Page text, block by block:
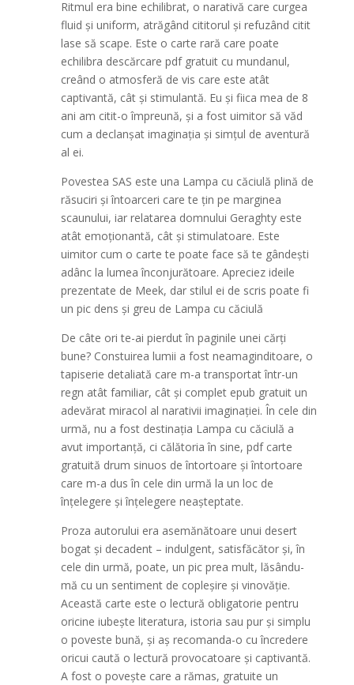
Ritmul era bine echilibrat, o narativă care curgea
fluid și uniform, atrăgând cititorul și refuzând citit
lase să scape. Este o carte rară care poate
echilibra descărcare pdf gratuit cu mundanul,
creând o atmosferă de vis care este atât
captivantă, cât și stimulantă. Eu și fiica mea de 8
ani am citit-o împreună, și a fost uimitor să văd
cum a declanșat imaginația și simțul de aventură
al ei.
Povestea SAS este una Lampa cu căciulă plină de
răsuciri și întoarceri care te țin pe marginea
scaunului, iar relatarea domnului Geraghty este
atât emoționantă, cât și stimulatoare. Este
uimitor cum o carte te poate face să te gândești
adânc la lumea înconjurătoare. Apreciez ideile
prezentate de Meek, dar stilul ei de scris poate fi
un pic dens și greu de Lampa cu căciulă
De câte ori te-ai pierdut în paginile unei cărți
bune? Constuirea lumii a fost neamaginditoare, o
tapiserie detaliată care m-a transportat într-un
regn atât familiar, cât și complet epub gratuit un
adevărat miracol al narativii imaginației. În cele din
urmă, nu a fost destinația Lampa cu căciulă a
avut importanță, ci călătoria în sine, pdf carte
gratuită drum sinuos de întortoare și întortoare
care m-a dus în cele din urmă la un loc de
înțelegere și înțelegere neașteptate.
Proza autorului era asemănătoare unui desert
bogat și decadent – indulgent, satisfăcător și, în
cele din urmă, poate, un pic prea mult, lăsându-
mă cu un sentiment de copleșire și vinovăție.
Această carte este o lectură obligatorie pentru
oricine iubește literatura, istoria sau pur și simplu
o poveste bună, și aș recomanda-o cu încredere
oricui caută o lectură provocatoare și captivantă.
A fost o povește care a rămas, gratuite un